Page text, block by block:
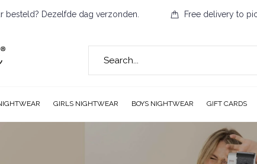
GIRLS NIGHTWEAR BOYS NIGHTWEAR GIFT CARDS
besteld? Dezelfde dag verzonden. Free delivery to